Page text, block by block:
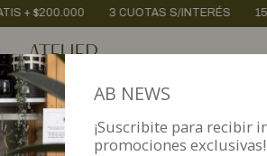
15% OFF VÍA TRANSFERENCIA ENVÍOS A
AB NEWS
¡Suscribite para recibir
promociones exclusivas!